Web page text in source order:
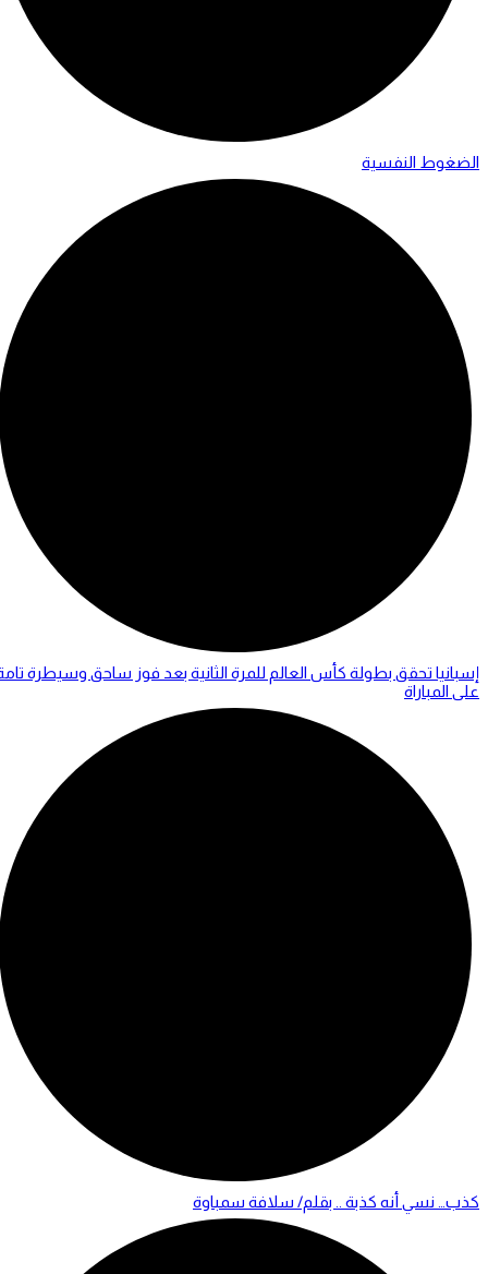
الضغوط النفسية
إسبانيا تحقق بطولة كأس العالم للمرة الثانية بعد فوز ساحق وسيطرة تامة
على المباراة
كذب… نسي أنه كذبة .. بقلم/ سلافة سمباوة